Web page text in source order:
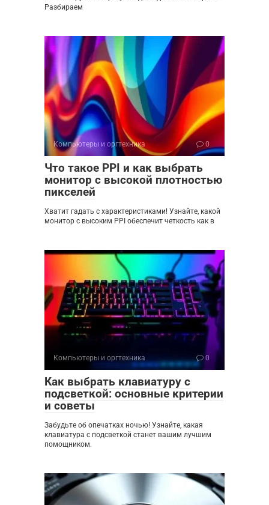
Разбираем
Компьютеры и оргтехника 0
Что такое PPI и как выбрать
монитор с высокой плотностью
пикселей
Хватит гадать с характеристиками! Узнайте, какой
монитор с высоким PPI обеспечит четкость как в
Компьютеры и оргтехника 0
Как выбрать клавиатуру с
подсветкой: основные критерии
и советы
Забудьте об опечатках ночью! Узнайте, какая
клавиатура с подсветкой станет вашим лучшим
помощником.